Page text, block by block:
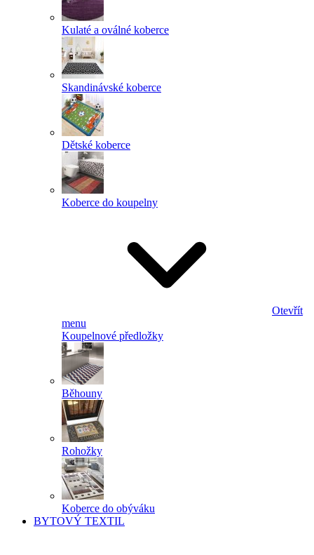
Kulaté a oválné koberce
Skandinávské koberce
Dětské koberce
Koberce do koupelny
Otevřít
menu
Koupelnové předložky
Běhouny
Rohožky
Koberce do obýváku
BYTOVÝ TEXTIL